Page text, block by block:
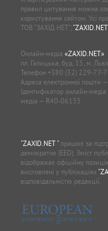
правил цитування можна
користування сайтом. Усі
ТОВ “ЗАХІД.НЕТ”,
Онлайн-медіа «ZAXID.NET»
пл. Галицька, буд. 15, м.
Телефон +380 (32) 229-77-
Адреса електронної пошти —
Ідентифікатор онлайн-медіа
медіа — R40-06155
"ZAXID.NET "працює за
демократію (EED). Зміст
відображає офіційну
висловлені у публікаціях
відповідальністю редакції.